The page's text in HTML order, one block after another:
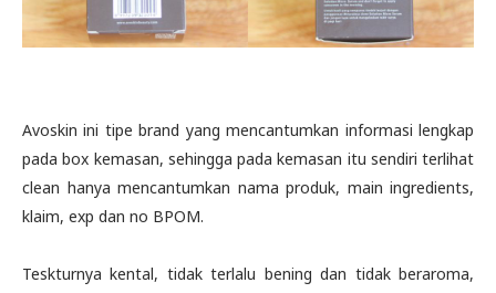
Avoskin ini tipe brand yang mencantumkan informasi lengkap
pada box kemasan, sehingga pada kemasan itu sendiri terlihat
clean hanya mencantumkan nama produk, main ingredients,
klaim, exp dan no BPOM.
Teskturnya kental, tidak terlalu bening dan tidak beraroma,